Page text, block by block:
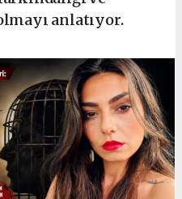
anlatıyor.